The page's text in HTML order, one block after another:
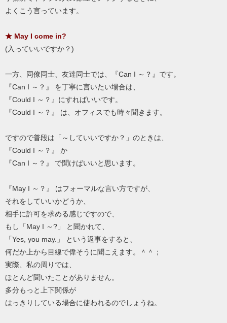
よくこう言っています。
★ May I come in?
(入っていいですか？)
一方、同僚同士、友達同士では、『Can I ～？』です。
『Can I ～？』 を丁寧に言いたい場合は、
『Could I ～？』にすればいいです。
『Could I ～？』 は、オフィスでも時々聞きます。
ですので普段は「～していいですか？」のときは、
『Could I ～？』 か
『Can I ～？』 で聞けばいいと思います。
『May I ～？』 はフォーマルな言い方ですが、
それをしていいかどうか、
相手に許可を求める感じですので、
もし「May I ～?」 と聞かれて、
「Yes, you may.」 という返事をすると、
何だか上から目線で偉そうに聞こえます。＾＾；
実際、私の周りでは、
ほとんど聞いたことがありません。
多分もっと上下関係が
はっきりしている場合に使われるのでしょうね。